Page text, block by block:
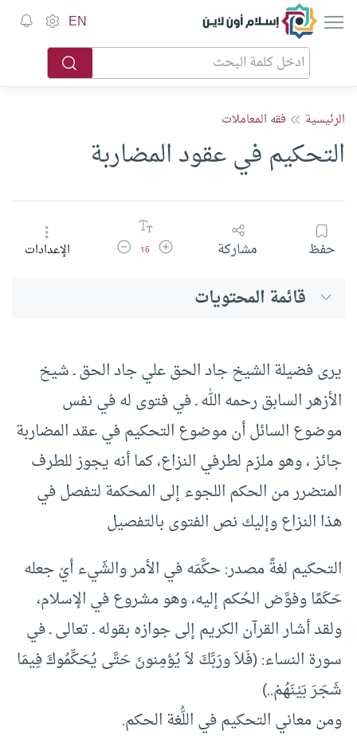
إسلام أون لاين EN
الرئيسية فقه المعاملات
التحكيم في عقود المضاربة
حفظ مشاركة زيادة حجم الخط
16 تقليل حجم الخطالإعدادات
قائمة المحتويات
يرى فضيلة الشيخ جاد الحق علي جاد الحق ـ شيخ
الأزهر السابق رحمه الله ـ في فتوى له في نفس
موضوع السائل أن موضوع التحكيم في عقد المضاربة
جائز ، وهو ملزم لطرفي النزاع، كما أنه يجوز للطرف
المتضرر من الحكم اللجوء إلى المحكمة لتفصل في
هذا النزاع وإليك نص الفتوى بالتفصيل
التحكيم لغةً مصدر: حكَّمَه في الأمر والشّيء أيْ جعله
حَكَمًا وفوَّض الحُكم إليه، وهو مشروع في الإسلام،
ولقد أشار القرآن الكريم إلى جوازه بقوله ـ تعالى ـ في
سورة النساء: (فَلاَ ورَبِّكَ لاَ يُؤمِنونَ حَتَّى يُحَكِّمُوكَ فِيمَا
شَجَرَ بَيْنَهُمْ..)
ومن معاني التحكيم في اللُّغة الحكم.